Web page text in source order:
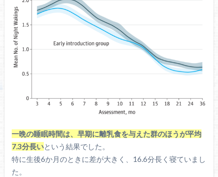
一晩の睡眠時間は、早期に離乳食を与えた群のほうが平均
7.3分長いという結果でした。
特に生後6か月のときに差が大きく、16.6分長く寝ていまし
た。